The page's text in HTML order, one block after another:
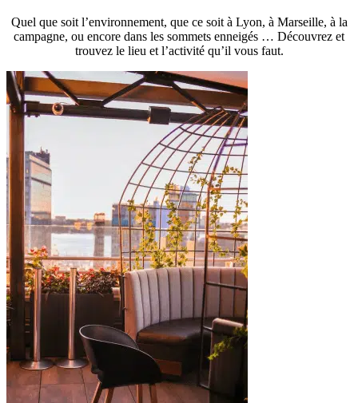
Quel que soit l’environnement, que ce soit à Lyon, à Marseille, à la
campagne, ou encore dans les sommets enneigés … Découvrez et
trouvez le lieu et l’activité qu’il vous faut.